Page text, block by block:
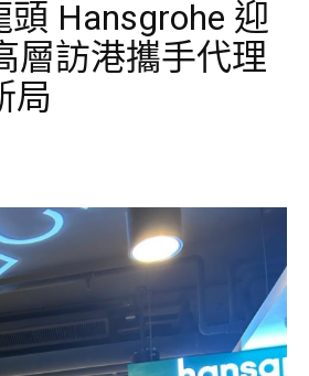
Hansgrohe 迎
層訪港攜手代理
局